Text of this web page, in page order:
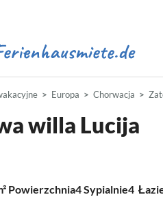
Europa Chorwacja
willa Lucija
Powierzchnia4Sypialnie4